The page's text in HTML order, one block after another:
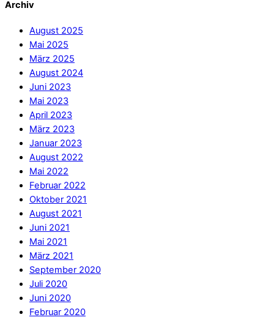
Archiv
August 2025
Mai 2025
März 2025
August 2024
Juni 2023
Mai 2023
April 2023
März 2023
Januar 2023
August 2022
Mai 2022
Februar 2022
Oktober 2021
August 2021
Juni 2021
Mai 2021
März 2021
September 2020
Juli 2020
Juni 2020
Februar 2020